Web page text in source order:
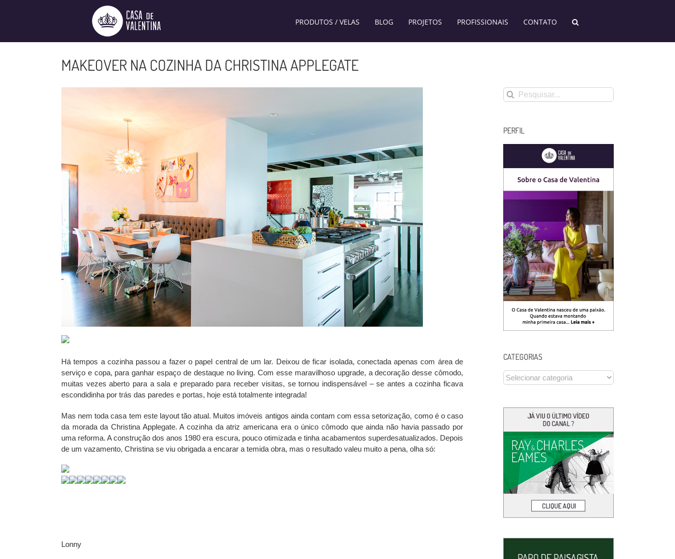
PRODUTOS / VELAS BLOG PROJETOS PROFISSIONAIS CONTATO
MAKEOVER NA COZINHA DA CHRISTINA APPLEGATE
Há tempos a cozinha passou a fazer o papel central de um lar. Deixou de ficar isolada, conectada apenas com área de
serviço e copa, para ganhar espaço de destaque no living. Com esse maravilhoso upgrade, a decoração desse cômodo,
muitas vezes aberto para a sala e preparado para receber visitas, se tornou indispensável – se antes a cozinha ficava
escondidinha por trás das paredes e portas, hoje está totalmente integrada!
Mas nem toda casa tem este layout tão atual. Muitos imóveis antigos ainda contam com essa setorização, como é o caso
da morada da Christina Applegate. A cozinha da atriz americana era o único cômodo que ainda não havia passado por
uma reforma. A construção dos anos 1980 era escura, pouco otimizada e tinha acabamentos superdesatualizados. Depois
de um vazamento, Christina se viu obrigada a encarar a temida obra, mas o resultado valeu muito a pena, olha só:
Lonny
Buscar
resultados
PERFIL
CATEGORIAS
CATEGORIAS